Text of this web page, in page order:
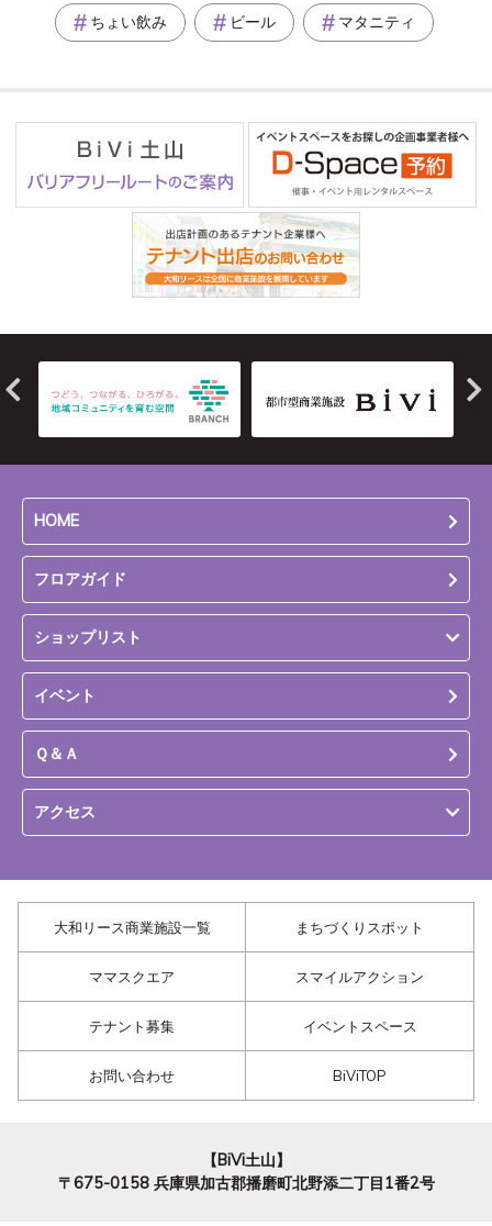
ちょい飲み ビール マタニティ
HOME
フロアガイド
ショップリスト
イベント
Ｑ＆Ａ
アクセス
大和リース商業施設一覧 まちづくりスポット
ママスクエア スマイルアクション
テナント募集 イベントスペース
お問い合わせ BiViTOP
【BiVi土山】
〒675-0158 兵庫県加古郡播磨町北野添二丁目1番2号